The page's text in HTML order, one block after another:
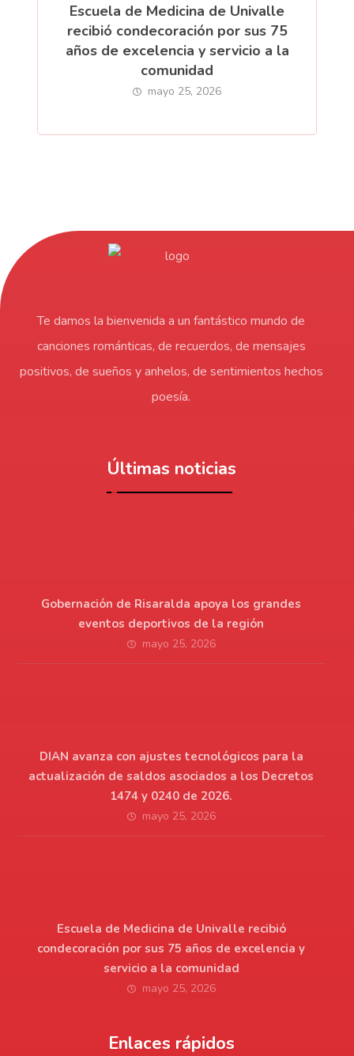
Escuela de Medicina de Univalle
recibió condecoración por sus 75
años de excelencia y servicio a la
comunidad
mayo 25, 2026
Te damos la bienvenida a un fantástico mundo de
canciones románticas, de recuerdos, de mensajes
positivos, de sueños y anhelos, de sentimientos hechos
poesía.
Últimas noticias
Gobernación de Risaralda apoya los grandes
eventos deportivos de la región
mayo 25, 2026
DIAN avanza con ajustes tecnológicos para la
actualización de saldos asociados a los Decretos
1474 y 0240 de 2026.
mayo 25, 2026
Escuela de Medicina de Univalle recibió
condecoración por sus 75 años de excelencia y
servicio a la comunidad
mayo 25, 2026
Enlaces rápidos